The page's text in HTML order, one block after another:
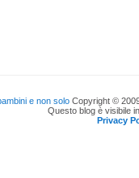
e non solo Copyright ©
Questo blog è visibile
Privacy